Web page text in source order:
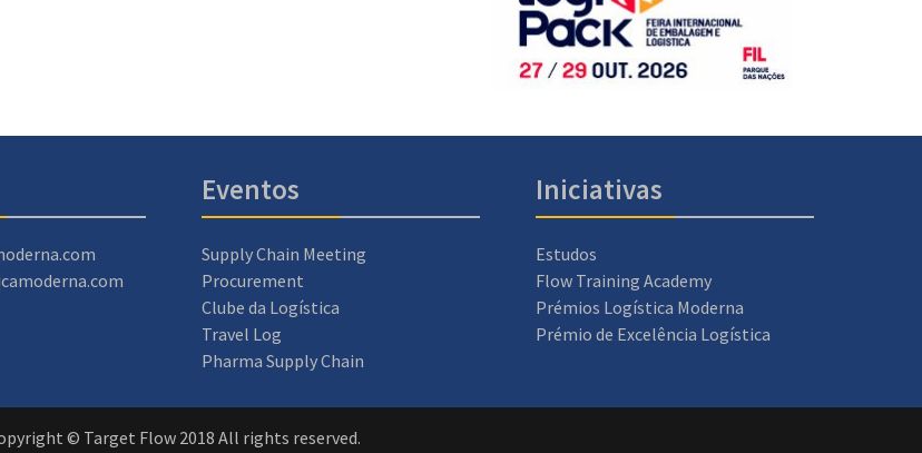
Eventos
Supply Chain Meeting
Procurement
Clube da Logística
Travel Log
Pharma Supply Chain
Iniciativas
Estudos
Flow Training Academy
Prémios Logística Moderna
Prémio de Excelência Logística
© Target Flow 2018 All rights reserved.